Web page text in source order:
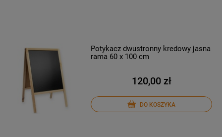
Potykacz dwustronny kredowy jasna
rama 60 x 100 cm
120,00 zł
DO KOSZYKA